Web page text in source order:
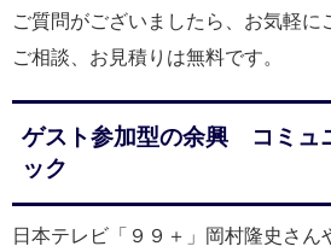
ご質問がございましたら、お気軽に
ご相談、お見積りは無料です。
ゲスト参加型の余興 コミュ
ック
日本テレビ「９９＋」岡村隆史さん